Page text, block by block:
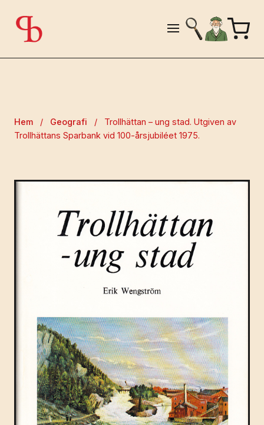
Hem / Geografi /
Trollhättan – ung stad. Utgiven av
Trollhättans Sparbank vid 100-årsjubiléet 1975.